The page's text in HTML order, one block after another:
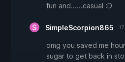
fun and......casual :D
SimpleScorpion865
omg you saved me
sugar to get back in